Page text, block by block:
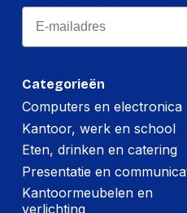
Categorieën
Computers en electronica
Kantoor, werk en school
Eten, drinken en catering
Presentatie en
Kantoormeubelen en
verlichting
Email